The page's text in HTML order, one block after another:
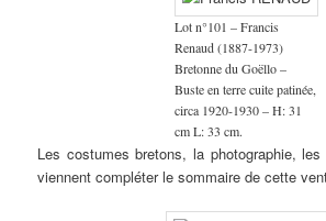
Lot n°101 – Francis
Renaud (1887-1973)
Bretonne du Goëllo –
Buste en terre cuite patinée,
circa 1920-1930 – H: 31
cm L: 33 cm.
Les costumes bretons, la photographie,
viennent compléter le sommaire de cette